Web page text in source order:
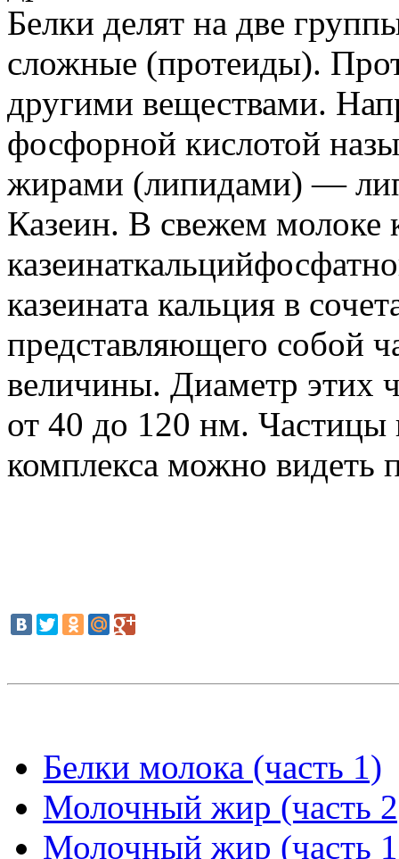
Белки делят на две
сложные (протеиды).
другими веществами.
фосфорной кислотой
жирами (липидами) —
Казеин. В свежем молоке
казеината кальция в
представляющего собой
величины. Диаметр этих
от 40 до 120 нм. Частицы
комплекса можно видеть
Белки молока (часть 1)
Молочный жир (часть
Молочный жир (часть